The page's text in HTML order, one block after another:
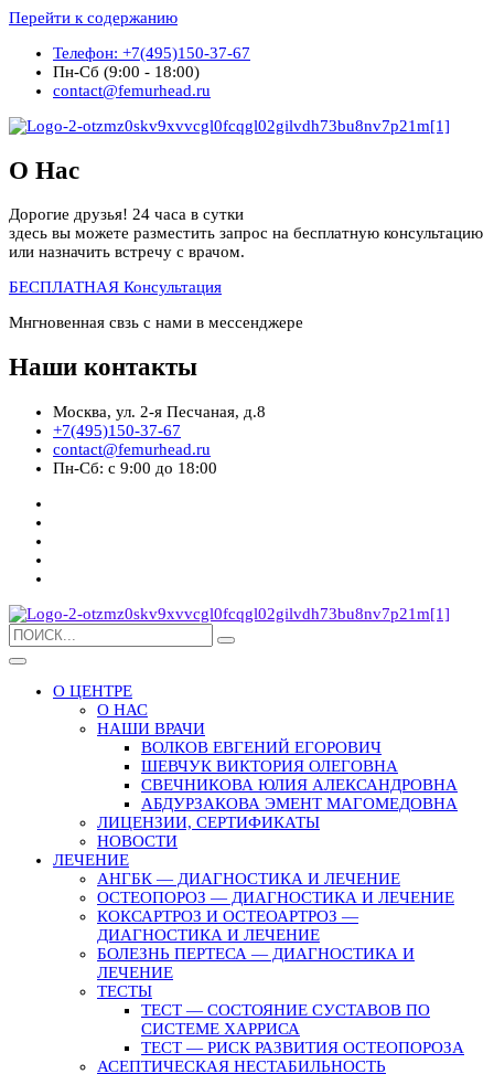
Перейти к содержанию
Телефон: +7(495)150-37-67
Пн-Сб (9:00 - 18:00)
contact@femurhead.ru
О Нас
Дорогие друзья! 24 часа в сутки
здесь вы можете разместить запрос на бесплатную консультацию
или назначить встречу с врачом.
БЕСПЛАТНАЯ Консультация
Мнгновенная свзь с нами в мессенджере
Наши контакты
Москва, ул. 2-я Песчаная, д.8
+7(495)150-37-67
contact@femurhead.ru
Пн-Сб: с 9:00 до 18:00
О ЦЕНТРЕ
О НАС
НАШИ ВРАЧИ
ВОЛКОВ ЕВГЕНИЙ ЕГОРОВИЧ
ШЕВЧУК ВИКТОРИЯ ОЛЕГОВНА
СВЕЧНИКОВА ЮЛИЯ АЛЕКСАНДРОВНА
АБДУРЗАКОВА ЭМЕНТ МАГОМЕДОВНА
ЛИЦЕНЗИИ, СЕРТИФИКАТЫ
НОВОСТИ
ЛЕЧЕНИЕ
АНГБК — ДИАГНОСТИКА И ЛЕЧЕНИЕ
ОСТЕОПОРОЗ — ДИАГНОСТИКА И ЛЕЧЕНИЕ
КОКСАРТРОЗ И ОСТЕОАРТРОЗ —
ДИАГНОСТИКА И ЛЕЧЕНИЕ
БОЛЕЗНЬ ПЕРТЕСА — ДИАГНОСТИКА И
ЛЕЧЕНИЕ
ТЕСТЫ
ТЕСТ — СОСТОЯНИЕ СУСТАВОВ ПО
СИСТЕМЕ ХАРРИСА
ТЕСТ — РИСК РАЗВИТИЯ ОСТЕОПОРОЗА
АСЕПТИЧЕСКАЯ НЕСТАБИЛЬНОСТЬ